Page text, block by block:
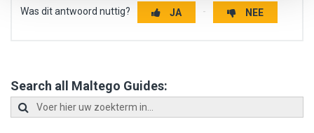
Was dit antwoord nuttig? JA NEE
Search all Maltego Guides: